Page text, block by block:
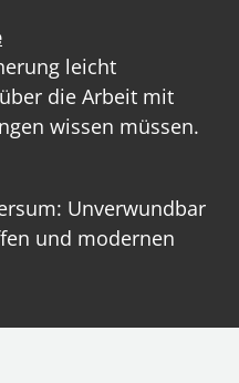
leicht
die Arbeit mit
wissen müssen.
Unverwundbar
und modernen